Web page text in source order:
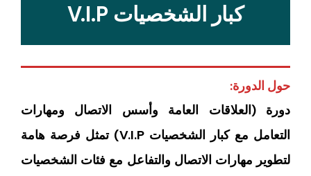
كبار الشخصيات V.I.P
حول الدورة:
دورة (العلاقات العامة وأسس الاتصال ومهارات
التعامل مع كبار الشخصيات V.I.P) تمثل فرصة هامة
لتطوير مهارات الاتصال والتفاعل مع فئات الشخصيات